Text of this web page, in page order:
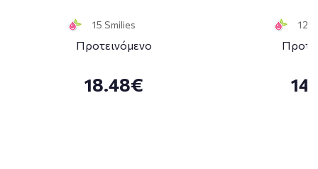
15 Smilies
Προτεινόμενο
18.48€
12